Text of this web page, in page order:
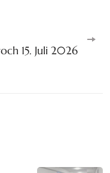
15. Juli 2026